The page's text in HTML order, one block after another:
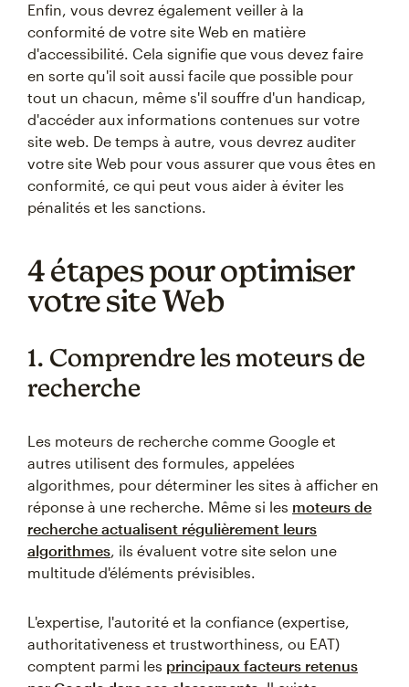
Enfin, vous devrez également veiller à la
conformité de votre site Web en matière
d'accessibilité. Cela signifie que vous devez faire
en sorte qu'il soit aussi facile que possible pour
tout un chacun, même s'il souffre d'un handicap,
d'accéder aux informations contenues sur votre
site web. De temps à autre, vous devrez auditer
votre site Web pour vous assurer que vous êtes en
conformité, ce qui peut vous aider à éviter les
pénalités et les sanctions.
4 étapes pour optimiser
votre site Web
1. Comprendre les moteurs de
recherche
Les moteurs de recherche comme Google et
autres utilisent des formules, appelées
algorithmes, pour déterminer les sites à afficher en
réponse à une recherche. Même si les moteurs de
recherche actualisent régulièrement leurs
algorithmes, ils évaluent votre site selon une
multitude d'éléments prévisibles.
L'expertise, l'autorité et la confiance (expertise,
authoritativeness et trustworthiness, ou EAT)
comptent parmi les principaux facteurs retenus